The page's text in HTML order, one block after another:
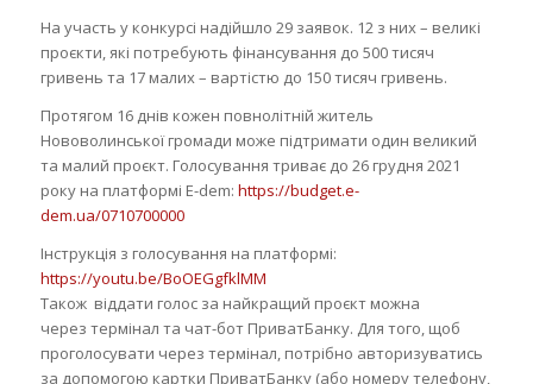
На участь у конкурсі надійшло 29 заявок. 12 з них – великі
проєкти, які потребують фінансування до 500 тисяч
гривень та 17 малих – вартістю до 150 тисяч гривень.
Протягом 16 днів кожен повнолітній житель
Нововолинської громади може підтримати один великий
та малий проєкт. Голосування триває до 26 грудня 2021
року на платформі Е-dem: https://budget.e-
dem.ua/0710700000
Інструкція з голосування на платформі:
https://youtu.be/BoOEGgfklMM
Також віддати голос за найкращий проєкт можна
через термінал та чат-бот ПриватБанку. Для того, щоб
проголосувати через термінал, потрібно авторизуватись
за допомогою картки ПриватБанку (або номеру телефону,